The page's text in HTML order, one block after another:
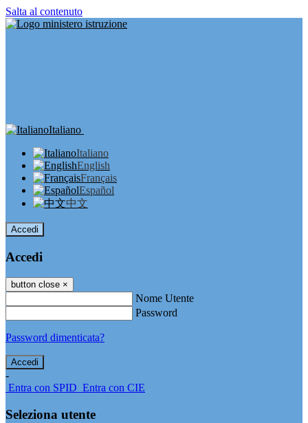
Salta al contenuto
Italiano
Italiano
English
Français
Español
中文
Accedi
Accedi
button close ×
Nome Utente
Password
Password dimenticata?
-
Entra con SPID Entra con CIE
Seleziona utente